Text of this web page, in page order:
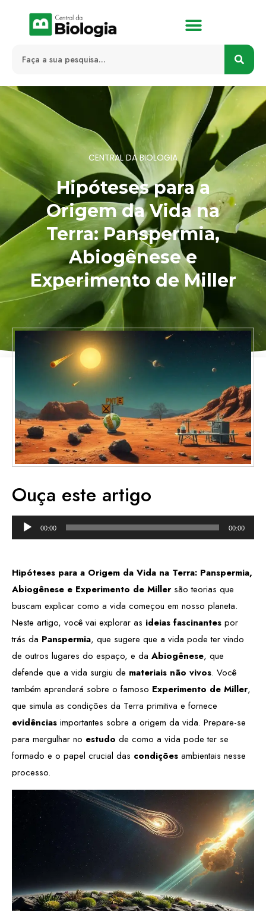
CENTRAL DA BIOLOGIA
Hipóteses para a
Origem da Vida na
Terra: Panspermia,
Abiogênese e
Experimento de Miller
Ouça este artigo
Tocador
de
00:00 00:00
Hipóteses para a Origem da Vida na Terra: Panspermia,
Abiogênese e Experimento de Millersão teorias que
buscam explicar como a vida começou em nosso planeta.
Neste artigo, você vai explorar as ideias fascinantes por
trás da Panspermia, que sugere que a vida pode ter vindo
de outros lugares do espaço, e da Abiogênese, que
defende que a vida surgiu de materiais não vivos. Você
também aprenderá sobre o famoso Experimento de Miller,
que simula as condições da Terra primitiva e fornece
evidências importantes sobre a origem da vida. Prepare-se
para mergulhar no estudo de como a vida pode ter se
formado e o papel crucial das condições ambientais nesse
processo.